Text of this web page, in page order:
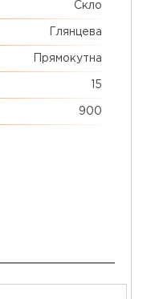
Скло
Глянцева
Прямокутна
15
900